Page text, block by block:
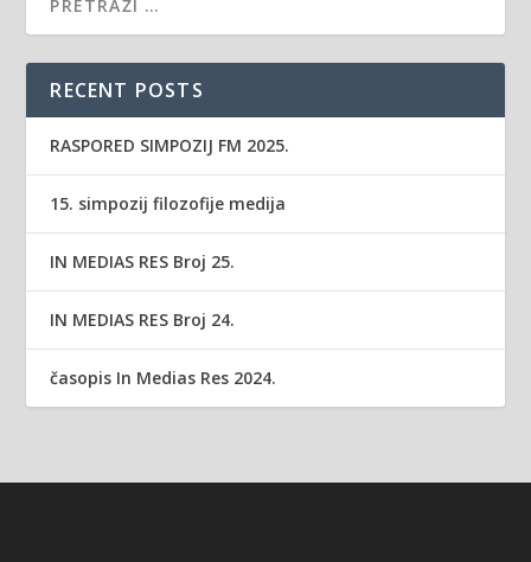
RECENT POSTS
RASPORED SIMPOZIJ FM 2025.
15. simpozij filozofije medija
IN MEDIAS RES Broj 25.
IN MEDIAS RES Broj 24.
časopis In Medias Res 2024.